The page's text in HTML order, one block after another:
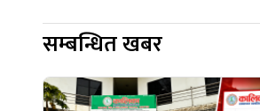
सम्बन्धित खबर